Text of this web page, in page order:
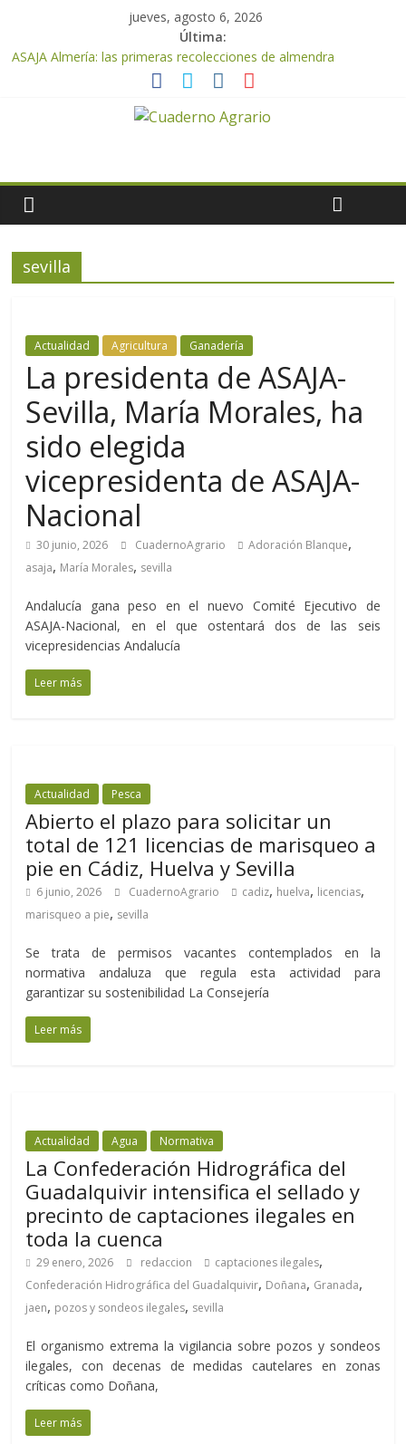
jueves, agosto 6, 2026
Última:
ASAJA Almería: las primeras recolecciones de almendra
confirman una cosecha desigual marcada por las inclemencias
El Ministerio de Agricultura, Pesca y Alimentación autoriza el
origen cooperativo en escuelas de hostelería
Cooperativas Agro-alimentarias de Andalucía celebra la
oliva para la próxima campaña
ASAJA Almería advierte de la doble amenaza que afrontan los
sevilla
Actualidad Agricultura Ganadería
La presidenta de ASAJA-
Sevilla, María Morales, ha
sido elegida
vicepresidenta de ASAJA-
Nacional
30 junio, 2026 CuadernoAgrario Adoración Blanque,
asaja, María Morales, sevilla
Andalucía gana peso en el nuevo Comité Ejecutivo de
ASAJA-Nacional, en el que ostentará dos de las seis
vicepresidencias Andalucía
Leer más
Actualidad Pesca
Abierto el plazo para solicitar un
total de 121 licencias de marisqueo a
pie en Cádiz, Huelva y Sevilla
6 junio, 2026 CuadernoAgrario cadiz, huelva, licencias,
marisqueo a pie, sevilla
Se trata de permisos vacantes contemplados en la
normativa andaluza que regula esta actividad para
garantizar su sostenibilidad La Consejería
Leer más
Actualidad Agua Normativa
La Confederación Hidrográfica del
Guadalquivir intensifica el sellado y
precinto de captaciones ilegales en
toda la cuenca
29 enero, 2026 redaccion captaciones ilegales,
Confederación Hidrográfica del Guadalquivir, Doñana, Granada,
jaen, pozos y sondeos ilegales, sevilla
El organismo extrema la vigilancia sobre pozos y sondeos
ilegales, con decenas de medidas cautelares en zonas
críticas como Doñana,
Leer más